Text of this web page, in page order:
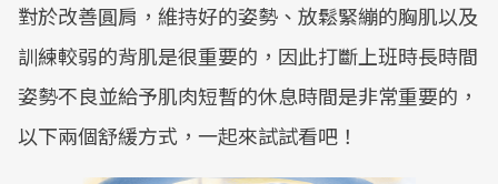
對於改善圓肩，維持好的姿勢、放鬆緊繃的胸肌以及
訓練較弱的背肌是很重要的，因此打斷上班時長時間
姿勢不良並給予肌肉短暫的休息時間是非常重要的，
以下兩個舒緩方式，一起來試試看吧！